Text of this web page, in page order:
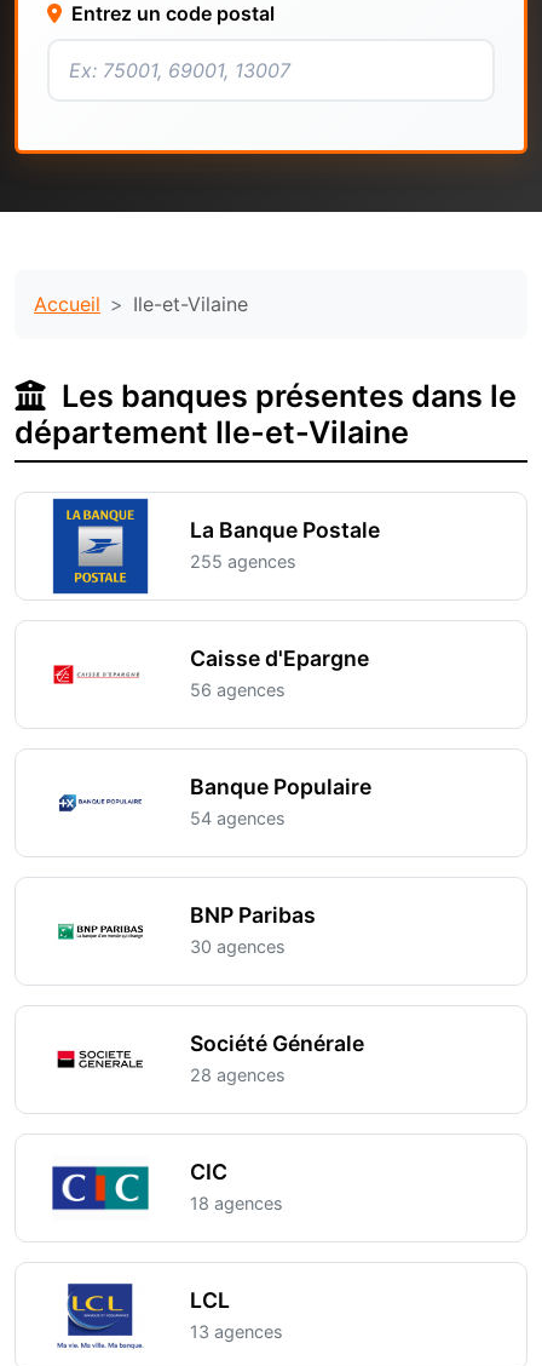
Entrez un code postal
Accueil Ile-et-Vilaine
Les banques présentes dans le
département Ile-et-Vilaine
La Banque Postale
255 agences
Caisse d'Epargne
56 agences
Banque Populaire
54 agences
BNP Paribas
30 agences
Société Générale
28 agences
CIC
18 agences
LCL
13 agences